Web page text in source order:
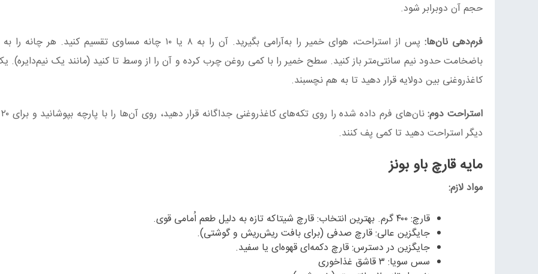
حجم آن دوبرابر شود.
فرم‌دهی نان‌ها:
پس از استراحت، هوای خمیر را به‌آرامی بگیرید. آن را به ۸ یا ۱۰ چانه مساوی تقسیم
باضخامت حدود نیم سانتی‌متر باز کنید. سطح خمیر را با کمی روغن چرب کرده و آن را از وسط تا کنید (مانند یک
کاغذروغنی بین دولایه قرار دهید تا به هم نچسبند.
استراحت دوم:
دیگر استراحت دهید تا کمی پف کنند.
مایه قارچ باو بونز
مواد لازم:
قارچ: ۴۰۰ گرم. بهترین انتخاب: قارچ شیتاکه تازه به دلیل طعم اُمامی قوی.
جایگزین عالی: قارچ صدفی (برای بافت ریش‌ریش و گوشتی).
جایگزین در دسترس: قارچ دکمه‌ای قهوه‌ای یا سفید.
سس سویا: ۳ قاشق غذاخوری